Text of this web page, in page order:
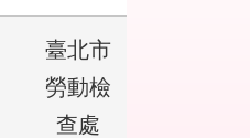
臺北市
勞動檢
查處